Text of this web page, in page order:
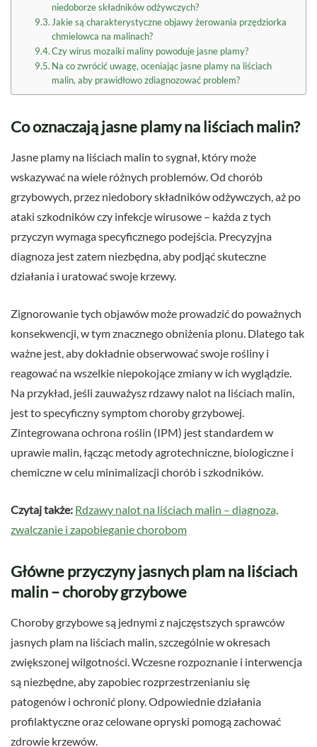
niedoborze składników odżywczych?
Jakie są charakterystyczne objawy żerowania przędziorka
chmielowca na malinach?
Czy wirus mozaiki maliny powoduje jasne plamy?
Na co zwrócić uwagę, oceniając jasne plamy na liściach
malin, aby prawidłowo zdiagnozować problem?
Co oznaczają jasne plamy na liściach malin?
Jasne plamy na liściach malin to sygnał, który może
wskazywać na wiele różnych problemów. Od chorób
grzybowych, przez niedobory składników odżywczych, aż po
ataki szkodników czy infekcje wirusowe – każda z tych
przyczyn wymaga specyficznego podejścia. Precyzyjna
diagnoza jest zatem niezbędna, aby podjąć skuteczne
działania i uratować swoje krzewy.
Zignorowanie tych objawów może prowadzić do poważnych
konsekwencji, w tym znacznego obniżenia plonu. Dlatego tak
ważne jest, aby dokładnie obserwować swoje rośliny i
reagować na wszelkie niepokojące zmiany w ich wyglądzie.
Na przykład, jeśli zauważysz rdzawy nalot na liściach malin,
jest to specyficzny symptom choroby grzybowej.
Zintegrowana ochrona roślin (IPM) jest standardem w
uprawie malin, łącząc metody agrotechniczne, biologiczne i
chemiczne w celu minimalizacji chorób i szkodników.
Czytaj także: Rdzawy nalot na liściach malin – diagnoza,
zwalczanie i zapobieganie chorobom
Główne przyczyny jasnych plam na liściach
malin – choroby grzybowe
Choroby grzybowe są jednymi z najczęstszych sprawców
jasnych plam na liściach malin, szczególnie w okresach
zwiększonej wilgotności. Wczesne rozpoznanie i interwencja
są niezbędne, aby zapobiec rozprzestrzenianiu się
patogenów i ochronić plony. Odpowiednie działania
profilaktyczne oraz celowane opryski pomogą zachować
zdrowie krzewów.